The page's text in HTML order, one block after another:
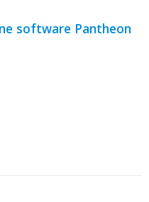
software Pantheon